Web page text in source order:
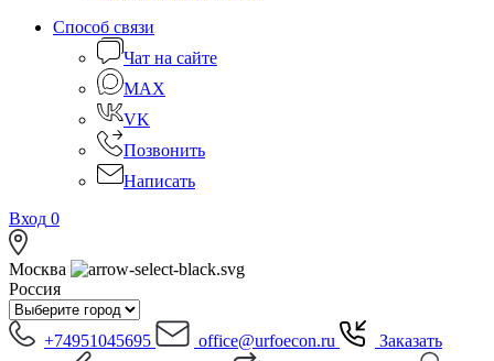
Способ связи
Чат на сайте
MAX
VK
Позвонить
Написать
Вход 0
Москва
Россия
+74951045695 office@urfoecon.ru
Заказать